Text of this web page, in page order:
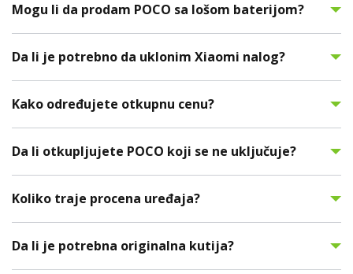
Mogu li da prodam POCO sa lošom baterijom?
Da li je potrebno da uklonim Xiaomi nalog?
Kako određujete otkupnu cenu?
Da li otkupljujete POCO koji se ne uključuje?
Koliko traje procena uređaja?
Da li je potrebna originalna kutija?